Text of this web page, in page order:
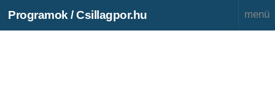
Programok / Csillagpor.hu